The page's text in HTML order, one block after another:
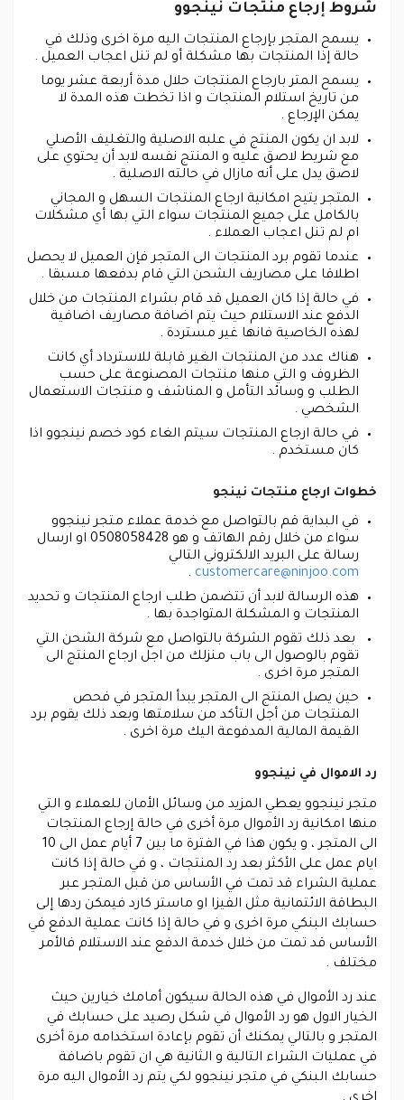
شروط إرجاع منتجات نينجوو
يسمح المتجر بإرجاع المنتجات اليه مرة اخرى وذلك في
حالة إذا المنتجات بها مشكلة أو لم تنل اعجاب العميل .
يسمح المتر بارجاع المنتجات حلال مدة أربعة عشر يوما
من تاريخ استلام المنتجات و اذا تخطت هذه المدة لا
يمكن الإرجاع .
لابد ان يكون المنتج في علبه الاصلية والتغليف الأصلي
مع شريط لاصق عليه و المنتج نفسه لابد أن يحتوي على
لاصق يدل على أنه مازال في حالته الاصلية .
المتجر يتيح امكانية ارجاع المنتجات السهل و المجاني
بالكامل على جميع المنتجات سواء التي بها أي مشكلات
ام لم تنل اعجاب العملاء .
عندما تقوم برد المنتجات الى المتجر فإن العميل لا يحصل
اطلاقا على مصاريف الشحن التي قام بدفعها مسبقا .
في حالة إذا كان العميل قد قام بشراء المنتجات من خلال
الدفع عند الاستلام حيث يتم اضافة مصاريف اضافية
لهذه الخاصية فانها غير مستردة .
هناك عدد من المنتجات الغير قابلة للاسترداد أي كانت
الظروف و التي منها منتجات المصنوعة على حسب
الطلب و وسائد التأمل و المناشف و منتجات الاستعمال
الشخصي .
في حالة ارجاع المنتجات سيتم الغاء كود خصم نينجوو اذا
كان مستخدم .
خطوات ارجاع منتجات نينجو
في البداية قم بالتواصل مع خدمة عملاء متجر نينجوو
سواء من خلال رقم الهاتف و هو 0508058428 او ارسال
رسالة على البريد الالكتروني التالي
customercare@ninjoo.com
.
هذه الرسالة لابد أن تتضمن طلب ارجاع المنتجات و تحديد
المنتجات و المشكلة المتواجدة بها .
بعد ذلك تقوم الشركة بالتواصل مع شركة الشحن التي
تقوم بالوصول الى باب منزلك من اجل ارجاع المنتج الى
المتجر مرة اخرى .
حين يصل المنتج الى المتجر يبدأ المتجر في فحص
المنتجات من أجل التأكد من سلامتها وبعد ذلك يقوم برد
القيمة المالية المدفوعة اليك مرة اخرى .
رد الاموال في نينجوو
متجر نينجوو يعطي المزيد من وسائل الأمان للعملاء و التي
منها امكانية رد الأموال مرة أخرى في حالة إرجاع المنتجات
الى المتجر ، و يكون هذا في الفترة ما بين 7 أيام عمل الى 10
ايام عمل على الأكثر بعد رد المنتجات ، و في حالة إذا كانت
عملية الشراء قد تمت في الأساس من قبل المتجر عبر
البطاقة الائتمانية مثل الفيزا او ماستر كارد فيمكن ردها إلى
حسابك البنكي مرة اخرى و في حالة إذا كانت عملية الدفع في
الأساس قد تمت من خلال خدمة الدفع عند الاستلام فالأمر
مختلف .
عند رد الأموال في هذه الحالة سيكون أمامك خيارين حيث
الخيار الاول هو رد الأموال في شكل رصيد على حسابك في
المتجر و بالتالي يمكنك أن تقوم بإعادة استخدامه مرة أخرى
في عمليات الشراء التالية و الثانية هي ان تقوم باضافة
حسابك البنكي في متجر نينجوو لكي يتم رد الأموال اليه مرة